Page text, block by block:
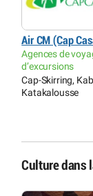
Air CM (Cap
Agences de
d’excursions
Cap-Skirring,
Katakalousse
Culture dans